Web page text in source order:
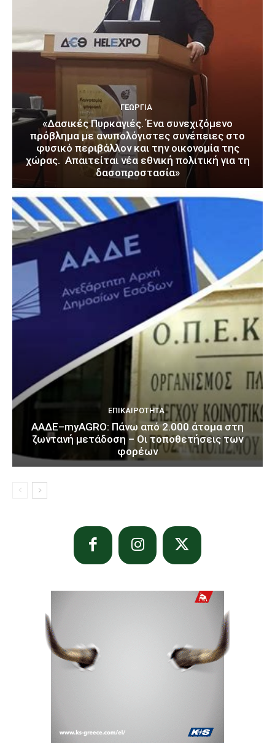
ΓΕΩΡΓΊΑ
«Δασικές Πυρκαγιές. Ένα συνεχιζόμενο
πρόβλημα με ανυπολόγιστες συνέπειες στο
φυσικό περιβάλλον και την οικονομία της
χώρας. Απαιτείται νέα εθνική πολιτική για τη
δασοπροστασία»
ΕΠΙΚΑΙΡΌΤΗΤΑ
ΑΑΔΕ–myAGRO: Πάνω από 2.000 άτομα στη
ζωντανή μετάδοση – Οι τοποθετήσεις των
φορέων